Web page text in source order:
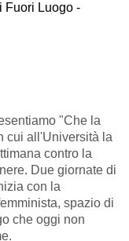
Fuori Luogo -
"Che la
cui all'Università la
contro la
Due giornate di
con la
spazio di
che oggi non